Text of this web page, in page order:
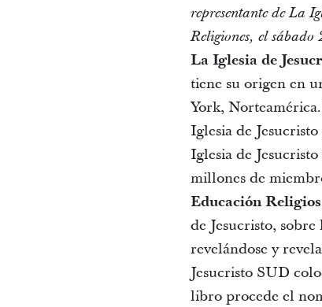
representante de La
Religiones, el
La Iglesia de
tiene su origen en
York,
Iglesia de
Iglesia de
millones de
Educación
de Jesucristo,
revelándose y
Jesucristo SUD
libro procede el